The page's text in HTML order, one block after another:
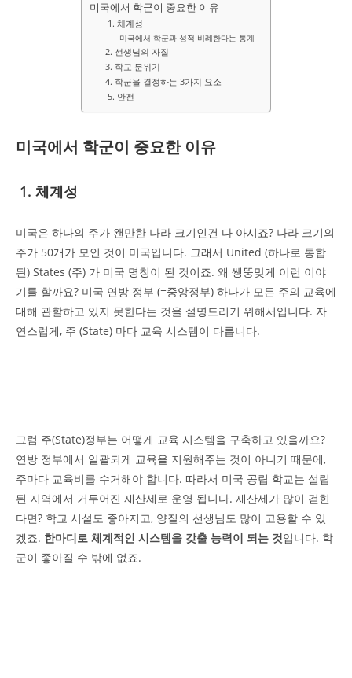
미국에서 학군이 중요한 이유
1. 체계성
미국에서 학군과 성적 비례한다는 통계
2. 선생님의 자질
3. 학교 분위기
4. 학군을 결정하는 3가지 요소
5. 안전
미국에서 학군이 중요한 이유
1. 체계성
미국은 하나의 주가 왠만한 나라 크기인건 다 아시죠? 나라 크기의
주가 50개가 모인 것이 미국입니다. 그래서 United (하나로 통합
된) States (주) 가 미국 명칭이 된 것이죠. 왜 쌩뚱맞게 이런 이야
기를 할까요? 미국 연방 정부 (=중앙정부) 하나가 모든 주의 교육에
대해 관할하고 있지 못한다는 것을 설명드리기 위해서입니다. 자
연스럽게, 주 (State) 마다 교육 시스템이 다릅니다.
그럼 주(State)정부는 어떻게 교육 시스템을 구축하고 있을까요?
연방 정부에서 일괄되게 교육을 지원해주는 것이 아니기 때문에,
주마다 교육비를 수거해야 합니다. 따라서 미국 공립 학교는 설립
된 지역에서 거두어진 재산세로 운영 됩니다. 재산세가 많이 걷힌
다면? 학교 시설도 좋아지고, 양질의 선생님도 많이 고용할 수 있
겠죠. 한마디로 체계적인 시스템을 갖출 능력이 되는 것입니다. 학
군이 좋아질 수 밖에 없죠.